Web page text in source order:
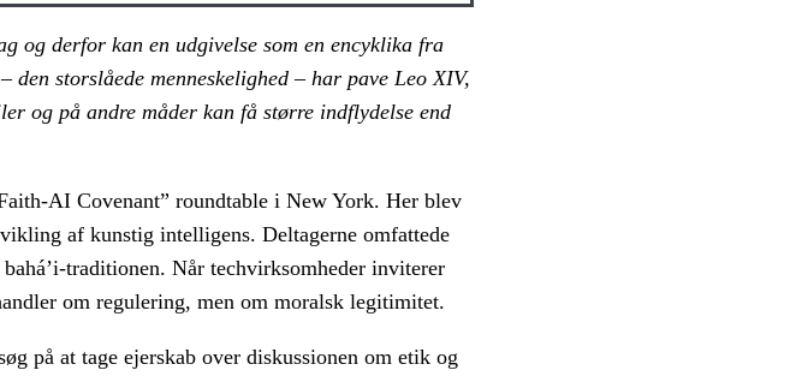
og derfor kan en udgivelse som en encyklika fra
storslåede menneskelighed – har pave Leo XIV,
og på andre måder kan få større indflydelse end
AI Covenant” roundtable i New York. Her blev
af kunstig intelligens. Deltagerne omfattede
traditionen. Når techvirksomheder inviterer
om regulering, men om moralsk legitimitet.
på at tage ejerskab over diskussionen om etik og